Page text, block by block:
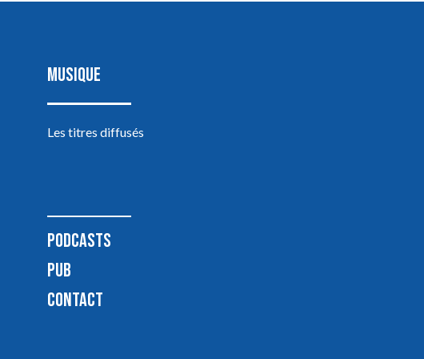
MUSIQUE
Les titres diffusés
PODCASTS
PUB
CONTACT